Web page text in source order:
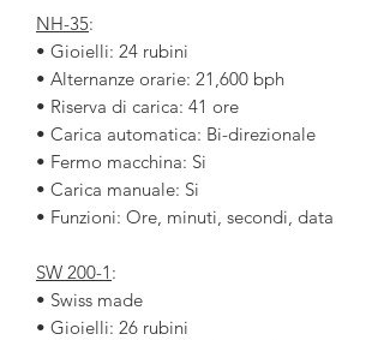
NH-35:
• Gioielli: 24 rubini
• Alternanze orarie: 21,600 bph
• Riserva di carica: 41 ore
• Carica automatica: Bi-direzionale
• Fermo macchina: Si
• Carica manuale: Si
• Funzioni: Ore, minuti, secondi, data
SW 200-1 :
• Swiss made
• Gioielli: 26 rubini